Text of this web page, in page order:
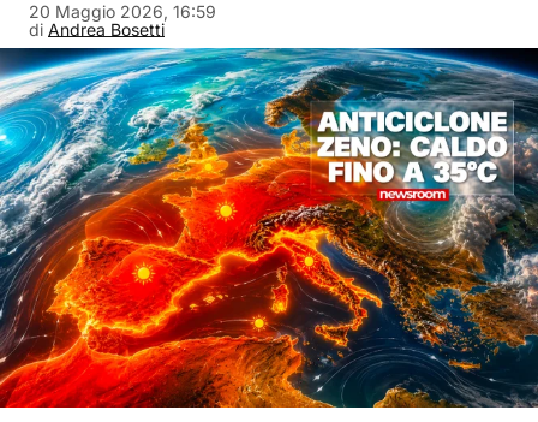
di Andrea Bosetti
20 Maggio 2026, 16:59